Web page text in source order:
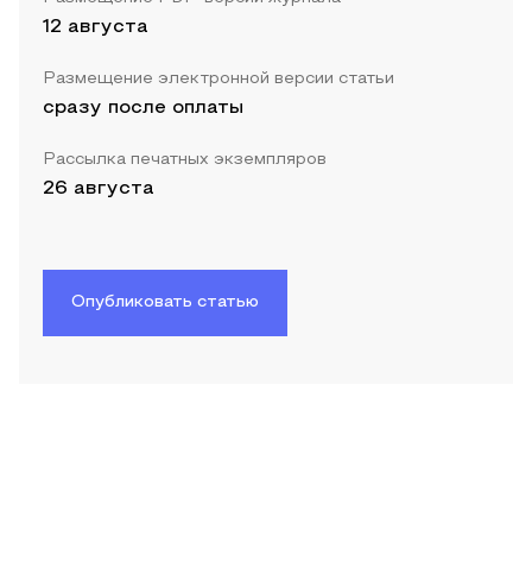
12 августа
Размещение электронной версии статьи
сразу после оплаты
Рассылка печатных экземпляров
26 августа
Опубликовать статью